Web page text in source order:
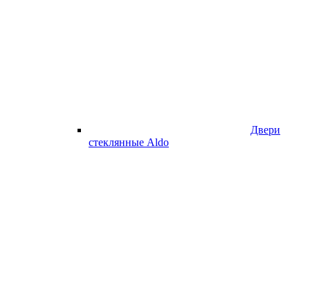
Двери
стеклянные Aldo